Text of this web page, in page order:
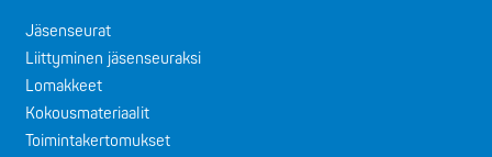
Jäsenseurat
Liittyminen jäsenseuraksi
Lomakkeet
Kokousmateriaalit
Toimintakertomukset